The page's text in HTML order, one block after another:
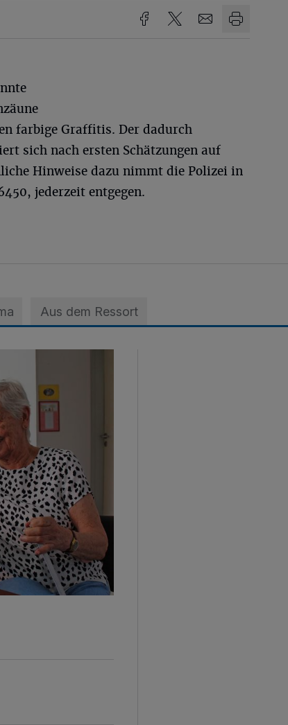
farbige Graffitis. Der dadurch
sich nach ersten Schätzungen auf
Hinweise dazu nimmt die Polizei in
jederzeit entgegen.
Aus dem Ressort